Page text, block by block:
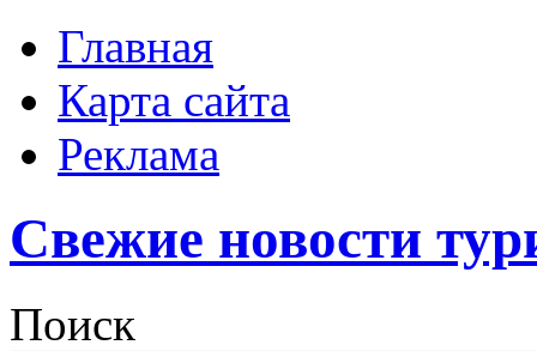
Главная
Карта сайта
Реклама
Свежие новости
Поиск